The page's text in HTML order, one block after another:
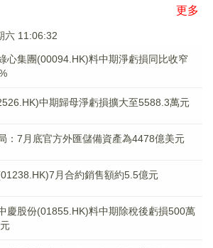
更多
六 11:06:33
心集團(00094.HK)料中期淨虧損同比收窄
中期歸母淨虧損擴大至5588.3萬元
：7月底官方外匯儲備資產為4478億美元
月合約銷售額約5.5億元
慶股份(01855.HK)料中期除稅後虧損500萬